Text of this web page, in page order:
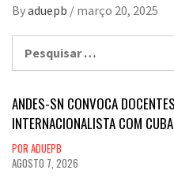
Byaduepb / março 20, 2025
por:
ANDES-SN CONVOCA
INTERNACIONALISTA COM
POR ADUEPB
AGOSTO 7, 2026